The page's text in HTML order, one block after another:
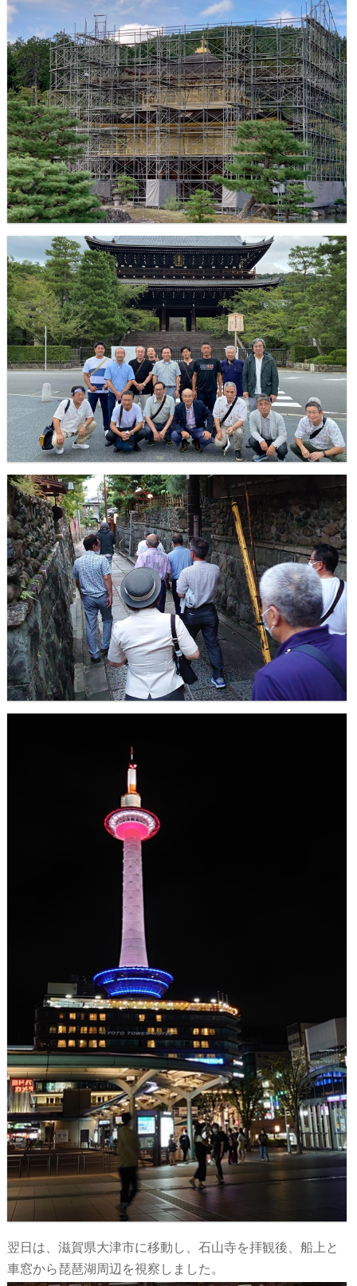
翌日は、滋賀県大津市に移動し、石山寺を拝観後、船上と
車窓から琵琶湖周辺を視察しました。